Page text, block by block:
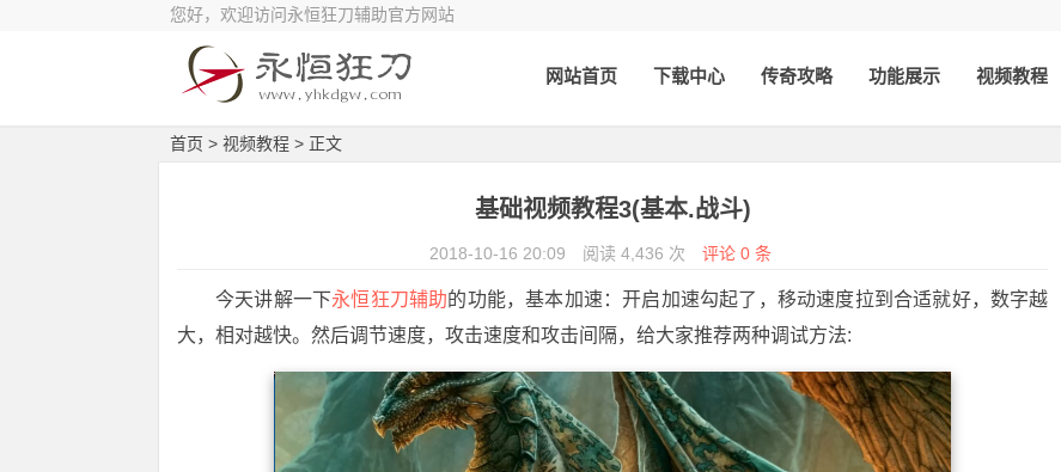
您好，欢迎访问永恒狂刀辅助官方网站
网站首页 下载中心 传奇攻略 功能展示 视频教程
首页 > 视频教程 > 正文
基础视频教程3(基本.战斗)
2018-10-16 20:09 阅读 4,436 次 评论 0 条
今天讲解一下永恒狂刀辅助的功能，基本加速：开启加速勾起了，移动速度拉到合适就好，数字越
大，相对越快。然后调节速度，攻击速度和攻击间隔，给大家推荐两种调试方法: